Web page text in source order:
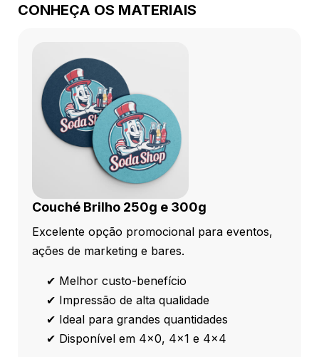
CONHEÇA OS MATERIAIS
Couché Brilho 250g e 300g
Excelente opção promocional para eventos,
ações de marketing e bares.
✔ Melhor custo-benefício
✔ Impressão de alta qualidade
✔ Ideal para grandes quantidades
✔ Disponível em 4x0, 4x1 e 4x4